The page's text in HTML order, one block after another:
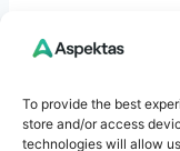
To provide the best
store and/or access
technologies will allow
Išvados
Paleiskite
25–30 g